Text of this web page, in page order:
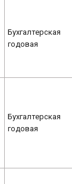
Бухгалтерская
годовая
Бухгалтерская
годовая